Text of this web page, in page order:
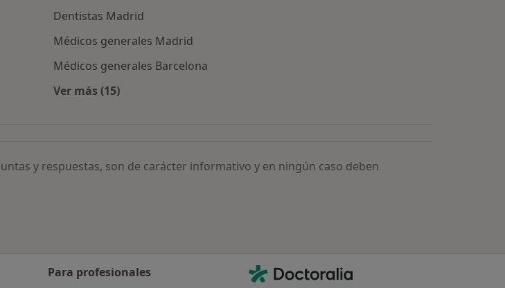
Dentistas Madrid
Médicos generales Madrid
Médicos generales Barcelona
Ver más (15)
y respuestas, son de carácter informativo y en ningún caso deben
Para profesionales
Contacto
Doctoralia - Página de inicio